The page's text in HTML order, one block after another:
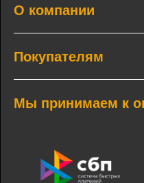
О компании
Покупателям
Мы принимаем к